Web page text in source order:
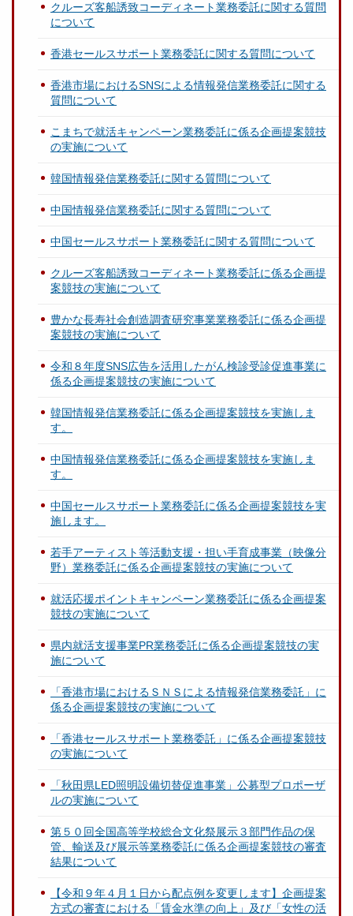
クルーズ客船誘致コーディネート業務委託に関する質問
について
香港セールスサポート業務委託に関する質問について
香港市場におけるSNSによる情報発信業務委託に関する
質問について
こまちで就活キャンペーン業務委託に係る企画提案競技
の実施について
韓国情報発信業務委託に関する質問について
中国情報発信業務委託に関する質問について
中国セールスサポート業務委託に関する質問について
クルーズ客船誘致コーディネート業務委託に係る企画提
案競技の実施について
豊かな長寿社会創造調査研究事業業務委託に係る企画提
案競技の実施について
令和８年度SNS広告を活用したがん検診受診促進事業に
係る企画提案競技の実施について
韓国情報発信業務委託に係る企画提案競技を実施しま
す。
中国情報発信業務委託に係る企画提案競技を実施しま
す。
中国セールスサポート業務委託に係る企画提案競技を実
施します。
若手アーティスト等活動支援・担い手育成事業（映像分
野）業務委託に係る企画提案競技の実施について
就活応援ポイントキャンペーン業務委託に係る企画提案
競技の実施について
県内就活支援事業PR業務委託に係る企画提案競技の実
施について
「香港市場におけるＳＮＳによる情報発信業務委託」に
係る企画提案競技の実施について
「香港セールスサポート業務委託」に係る企画提案競技
の実施について
「秋田県LED照明設備切替促進事業」公募型プロポーザ
ルの実施について
第５０回全国高等学校総合文化祭展示３部門作品の保
管、輸送及び展示等業務委託に係る企画提案競技の審査
結果について
【令和９年４月１日から配点例を変更します】企画提案
方式の審査における「賃金水準の向上」及び「女性の活